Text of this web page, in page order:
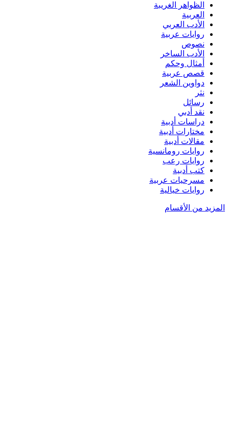
الظواهر الغريبة‏
العربية
الأدب العربي
روايات عربية
نصوص
الأدب الساخر
أمثال وحكم
قصص عربية
دواوين الشعر
نثر
رسائل
نقد أدبي
دراسات أدبية
مختارات أدبية
مقالات أدبية
روايات رومانسية
روايات رعب
كتب أدبية
مسرحيات عربية
روايات خيالية
المزيد من الأقسام